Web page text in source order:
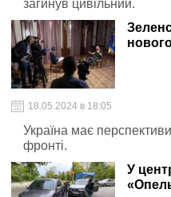
загинув цивільний.
18.05.2024 в 18:05
Україна має
фронті.
У